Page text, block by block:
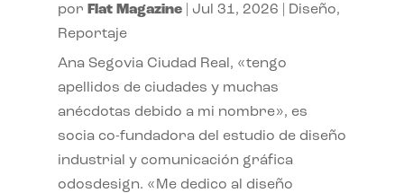
por Flat Magazine| Jul 31, 2026 Diseño,
Reportaje
Ana Segovia Ciudad Real, «tengo
apellidos de ciudades y muchas
anécdotas debido a mi nombre», es
socia co-fundadora del estudio de diseño
industrial y comunicación gráfica
odosdesign. «Me dedico al diseño